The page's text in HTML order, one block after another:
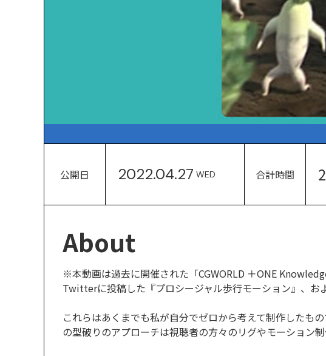
公開日 2022.04.27 WED 合計時間
About
※本動画は過去に開催された「CGWORLD ＋ONE
Twitterに投稿した『プロシージャル歩行モーション』、お
これらはあくまでも私が自分でゼロから考えて制作したも
の型破りのアプローチは視聴者の方々のリグやモーション